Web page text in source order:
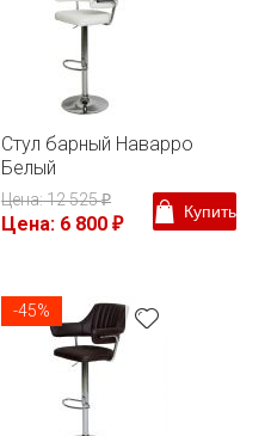
Стул барный Наварро
Белый
Цена: 12 525₽
Цена: 6 800₽
Купить
-45%